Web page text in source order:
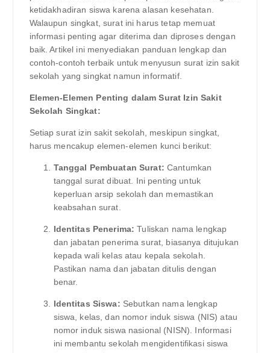
ketidakhadiran siswa karena alasan kesehatan.
Walaupun singkat, surat ini harus tetap memuat
informasi penting agar diterima dan diproses dengan
baik. Artikel ini menyediakan panduan lengkap dan
contoh-contoh terbaik untuk menyusun surat izin sakit
sekolah yang singkat namun informatif.
Elemen-Elemen Penting dalam Surat Izin Sakit
Sekolah Singkat:
Setiap surat izin sakit sekolah, meskipun singkat,
harus mencakup elemen-elemen kunci berikut:
Tanggal Pembuatan Surat: Cantumkan
tanggal surat dibuat. Ini penting untuk
keperluan arsip sekolah dan memastikan
keabsahan surat.
Identitas Penerima: Tuliskan nama lengkap
dan jabatan penerima surat, biasanya ditujukan
kepada wali kelas atau kepala sekolah.
Pastikan nama dan jabatan ditulis dengan
benar.
Identitas Siswa: Sebutkan nama lengkap
siswa, kelas, dan nomor induk siswa (NIS) atau
nomor induk siswa nasional (NISN). Informasi
ini membantu sekolah mengidentifikasi siswa